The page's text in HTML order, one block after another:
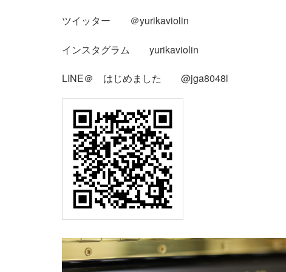
ツイッター ＠yurikaviolin
インスタグラム yurikaviolin
LINE＠ はじめました @jga8048l